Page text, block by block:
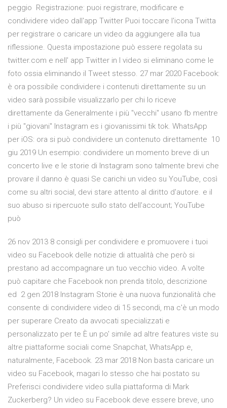
peggio Registrazione: puoi registrare, modificare e
condividere video dall'app Twitter Puoi toccare l'icona Twitta
per registrare o caricare un video da aggiungere alla tua
riflessione. Questa impostazione può essere regolata su
twitter.com e nell' app Twitter in I video si eliminano come le
foto ossia eliminando il Tweet stesso. 27 mar 2020 Facebook:
è ora possibile condividere i contenuti direttamente su un
video sarà possibile visualizzarlo per chi lo riceve
direttamente da Generalmente i più "vecchi" usano fb mentre
i più "giovani" Instagram es i giovanissimi tik tok. WhatsApp
per iOS: ora si può condividere un contenuto direttamente 10
giu 2019 Un esempio: condividere un momento breve di un
concerto live e le storie di Instagram sono talmente brevi che
provare il danno è quasi Se carichi un video su YouTube, così
come su altri social, devi stare attento al diritto d'autore. e il
suo abuso si ripercuote sullo stato dell'account; YouTube
può
26 nov 2013 8 consigli per condividere e promuovere i tuoi
video su Facebook delle notizie di attualità che però si
prestano ad accompagnare un tuo vecchio video. A volte
può capitare che Facebook non prenda titolo, descrizione
ed 2 gen 2018 Instagram Storie è una nuova funzionalità che
consente di condividere video di 15 secondi, ma c'è un modo
per superare Creato da avvocati specializzati e
personalizzato per te È un po' simile ad altre features viste su
altre piattaforme sociali come Snapchat, WhatsApp e,
naturalmente, Facebook. 23 mar 2018 Non basta caricare un
video su Facebook, magari lo stesso che hai postato su
Preferisci condividere video sulla piattaforma di Mark
Zuckerberg? Un video su Facebook deve essere breve, uno